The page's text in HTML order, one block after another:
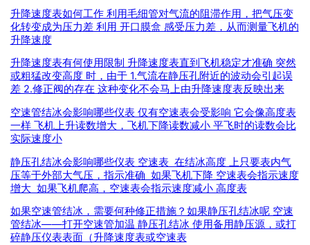
升降速度表如何工作 利用毛细管对气流的阻滞作用，把气压变
化转变成为压力差 利用 开口膜盒 感受压力差，从而测量飞机的
升降速度
升降速度表有何使用限制 升降速度表直到飞机稳定才准确 突然
或粗猛改变高度 时，由于 1.气流在静压孔附近的波动会引起误
差 2.修正阀的存在 这种变化不会马上由升降速度表反映出来
空速管结冰会影响哪些仪表 仅有空速表会受影响 它会像高度表
一样 飞机上升读数增大，飞机下降读数减小 平飞时的读数会比
实际速度小
静压孔结冰会影响哪些仪表 空速表 在结冰高度 上只要表内气
压等于外部大气压，指示准确 如果飞机下降 空速表会指示速度
增大 如果飞机爬高，空速表会指示速度减小 高度表
如果空速管结冰，需要何种修正措施？如果静压孔结冰呢 空速
管结冰——打开空速管加温 静压孔结冰 使用备用静压源，或打
碎静压仪表表面（升降速度表或空速表